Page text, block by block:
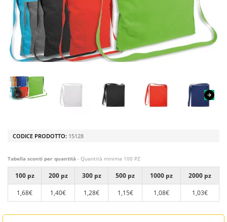
CODICE PRODOTTO: 15128
Tabella sconti per quantità - Quantità minima 100 PZ
100 pz 200 pz 300 pz 500 pz 1000 pz
2000 pz
1,68€
1,40€ 1,28€ 1,15€ 1,08€ 1,03€